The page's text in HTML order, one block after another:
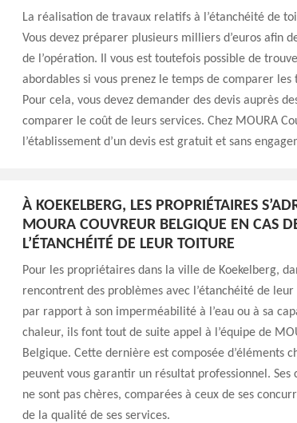
La réalisation de travaux relatifs à l’étanchéité de
Vous devez préparer plusieurs milliers d’euros afin
de l’opération. Il vous est toutefois possible de
abordables si vous prenez le temps de comparer
Pour cela, vous devez demander des devis auprès
comparer le coût de leurs services. Chez MOURA
l’établissement d’un devis est gratuit et sans
À KOEKELBERG, LES PROPRIÉTAIRES
MOURA COUVREUR BELGIQUE EN CAS
L’ÉTANCHÉITÉ DE LEUR TOITURE
Pour les propriétaires dans la ville de Koekelberg,
rencontrent des problèmes avec l’étanchéité de
par rapport à son imperméabilité à l’eau ou à sa
chaleur, ils font tout de suite appel à l’équipe de
Belgique. Cette dernière est composée d’éléments
peuvent vous garantir un résultat professionnel.
ne sont pas chères, comparées à ceux de ses
de la qualité de ses services.